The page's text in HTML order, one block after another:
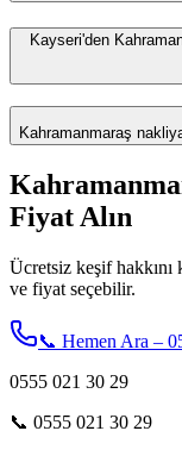
Kayseri'den
Kahramanmaraş
Fiyat Alın
Ücretsiz keşif hakkını
ve fiyat seçebilir.
📞 Hemen Ara –
0555 021 30 29
📞 0555 021 30 29